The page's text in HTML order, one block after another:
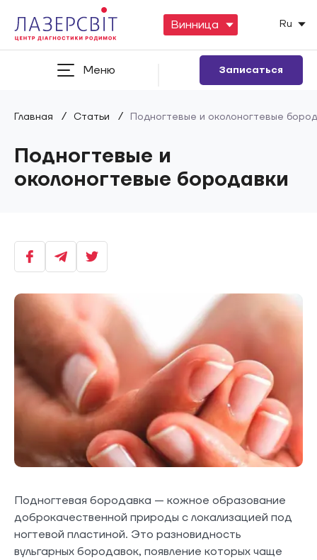
Ru
Меню Записаться
Главная / Статьи / Подногтевые и околоногтевые
Подногтевые и
околоногтевые бородавки
Подногтевая бородавка — кожное образование
доброкачественной природы с локализацией под
ногтевой пластиной. Это разновидность
вульгарных бородавок, появление которых чаще